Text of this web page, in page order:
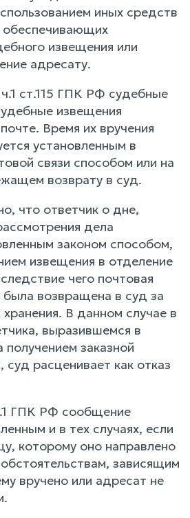
иных средств
обеспечивающих
извещения или
адресату.
ст.115 ГПК РФ судебные
извещения
Время их вручения
установленным в
связи способом или на
возврату в суд.
что ответчик о дне,
дела
законом способом,
извещения в отделение
чего почтовая
возвращена в суд за
В данном случае в
выразившемся в
получением заказной
расценивает как отказ
ГПК РФ сообщение
и в тех случаях, если
которому оно направлено
зависящим
вручено или адресат не